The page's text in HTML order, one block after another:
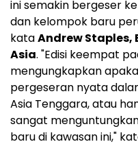
ini semakin bergeser
dan kelompok baru
kataAndrew
Asia. "Edisi keempat
mengungkapkan
pergeseran nyata
Asia Tenggara, atau
sangat
baru di kawasan ini,"